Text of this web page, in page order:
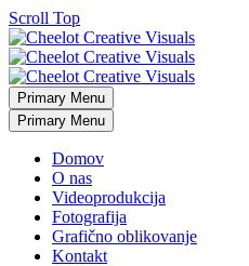
Scroll Top
Primary Menu
Primary Menu
Domov
O nas
Videoprodukcija
Fotografija
Grafično oblikovanje
Kontakt